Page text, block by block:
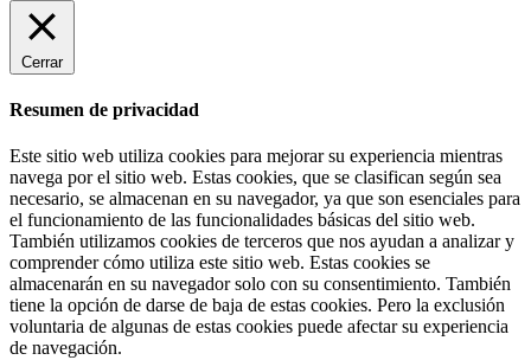
Cerrar
Resumen de privacidad
Este sitio web utiliza cookies para mejorar su experiencia mientras
navega por el sitio web. Estas cookies, que se clasifican según sea
necesario, se almacenan en su navegador, ya que son esenciales para
el funcionamiento de las funcionalidades básicas del sitio web.
También utilizamos cookies de terceros que nos ayudan a analizar y
comprender cómo utiliza este sitio web. Estas cookies se
almacenarán en su navegador solo con su consentimiento. También
tiene la opción de darse de baja de estas cookies. Pero la exclusión
voluntaria de algunas de estas cookies puede afectar su experiencia
de navegación.